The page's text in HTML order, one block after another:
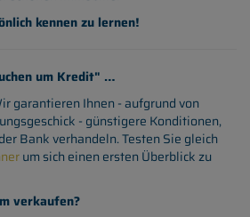
kennen zu lernen!
um Kredit" …
garantieren Ihnen - aufgrund von
- günstigere Konditionen,
Bank verhandeln. Testen Sie gleich
um sich einen ersten Überblick zu
verkaufen?